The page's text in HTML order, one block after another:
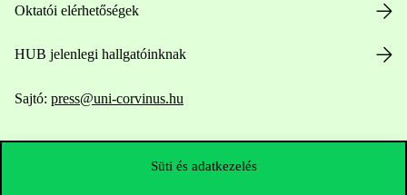
Süti és adatkezelés
Oktatói elérhetőségek
HUB jelenlegi hallgatóinknak
Sajtó: press@uni-corvinus.hu